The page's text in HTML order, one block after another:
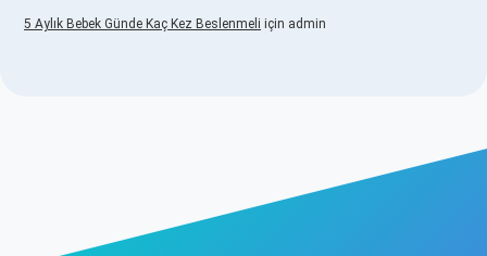
5 Aylık Bebek Günde Kaç Kez Beslenmeli için admin